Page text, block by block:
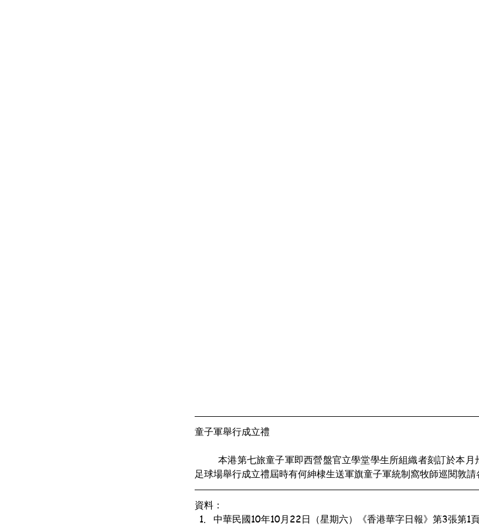
童子軍舉行成立禮
	本港第七旅童子軍即西營盤官立學堂學生所組織者刻訂於本月卅號即星期日下午二點鐘假座大學堂
足球場舉行成立禮屆時有何紳棣生送軍旗童子軍統制窩牧師巡閱敦
資料：
中華民國10年10月22日（星期六）《香港華字日報》第3張第1